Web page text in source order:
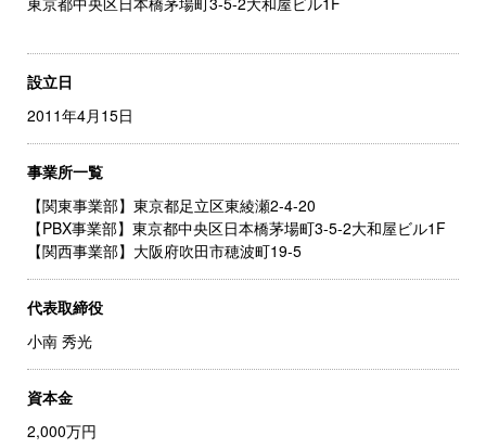
設立日
2011年4月15日
事業所一覧
【関東事業部】東京都足立区東綾瀬2-4-20
【PBX事業部】東京都中央区日本橋茅場町3-5-2大和屋ビル1F
【関西事業部】大阪府吹田市穂波町19-5
代表取締役
小南 秀光
資本金
2,000万円